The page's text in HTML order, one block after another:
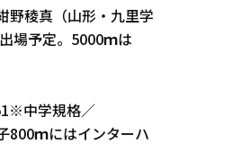
野稜真（山形・九里学
場予定。5000ｍは
中学規格／
800ｍにはインターハ